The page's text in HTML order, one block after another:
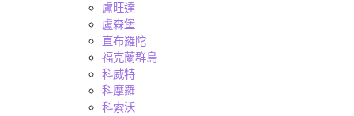
盧旺達
盧森堡
直布羅陀
福克蘭群島
科威特
科摩羅
科索沃